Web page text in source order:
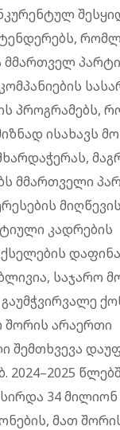
მმართველ
პროგრამებს,
ისახავს
მმართველი
კადრების
საჯარო
შორის არაერთი
შემთხვევა
2024–2025
34
მათ